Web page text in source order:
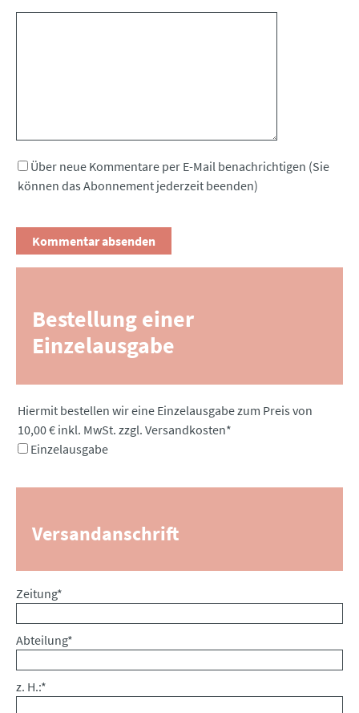
Über neue Kommentare per E-Mail benachrichtigen (Sie
können das Abonnement jederzeit beenden)
Bestellung einer
Einzelausgabe
Pflichtfeld
Hiermit bestellen wir eine Einzelausgabe zum Preis von
10,00 € inkl. MwSt. zzgl. Versandkosten*
Einzelausgabe
Versandanschrift
Pflichtfeld
Zeitung*
Pflichtfeld
Abteilung*
Pflichtfeld
z. H.:*